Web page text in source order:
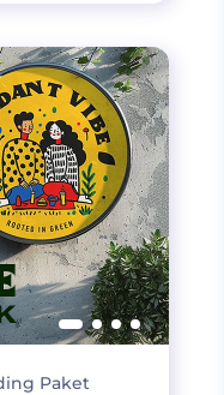
Paket